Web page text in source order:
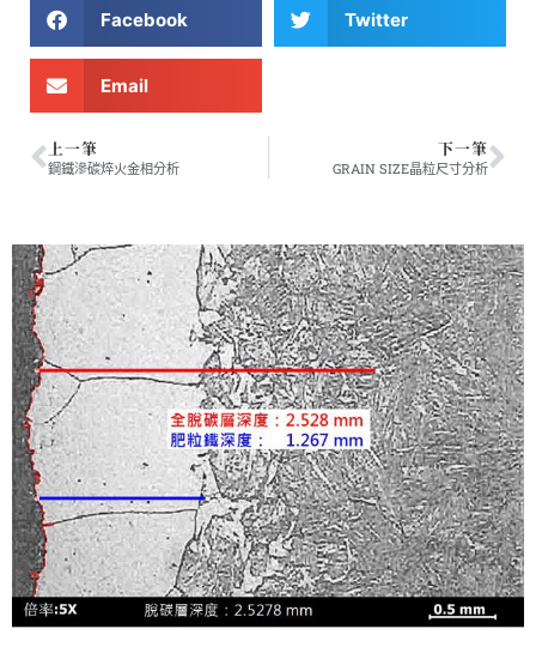
Facebook Twitter
Email
上一筆
鋼鐵滲碳焠火金相分析
下一筆
GRAIN SIZE晶粒尺寸分析